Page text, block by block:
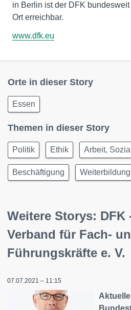
in Berlin ist der DFK
Ort erreichbar.
www.dfk.eu
Orte in dieser Story
Essen
Themen in dieser Story
Politik Ethik Arbeit,
Beschäftigung Weiterbildung
Weitere Storys: DFK
Verband für Fach-
Führungskräfte e. V.
07.07.2021 – 11:15